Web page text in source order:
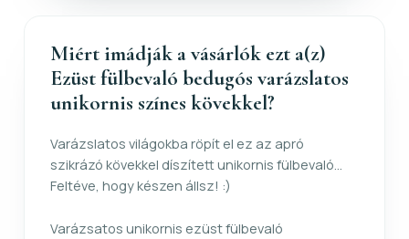
Miért imádják a vásárlók ezt a(z)
Ezüst fülbevaló bedugós varázslatos
unikornis színes kövekkel?
Varázslatos világokba röpít el ez az apró
szikrázó kövekkel díszített unikornis fülbevaló...
Feltéve, hogy készen állsz! :)
Varázsatos unikornis ezüst fülbevaló